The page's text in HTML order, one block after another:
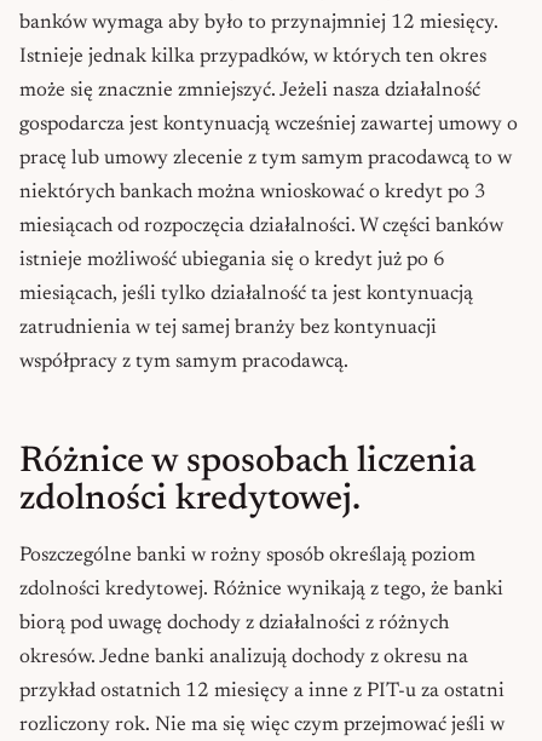
banków wymaga aby było to przynajmniej 12 miesięcy.
Istnieje jednak kilka przypadków, w których ten okres
może się znacznie zmniejszyć. Jeżeli nasza działalność
gospodarcza jest kontynuacją wcześniej zawartej umowy o
pracę lub umowy zlecenie z tym samym pracodawcą to w
niektórych bankach można wnioskować o kredyt po 3
miesiącach od rozpoczęcia działalności. W części banków
istnieje możliwość ubiegania się o kredyt już po 6
miesiącach, jeśli tylko działalność ta jest kontynuacją
zatrudnienia w tej samej branży bez kontynuacji
współpracy z tym samym pracodawcą.
Różnice w sposobach liczenia
zdolności kredytowej.
Poszczególne banki w rożny sposób określają poziom
zdolności kredytowej. Różnice wynikają z tego, że banki
biorą pod uwagę dochody z działalności z różnych
okresów. Jedne banki analizują dochody z okresu na
przykład ostatnich 12 miesięcy a inne z PIT-u za ostatni
rozliczony rok. Nie ma się więc czym przejmować jeśli w